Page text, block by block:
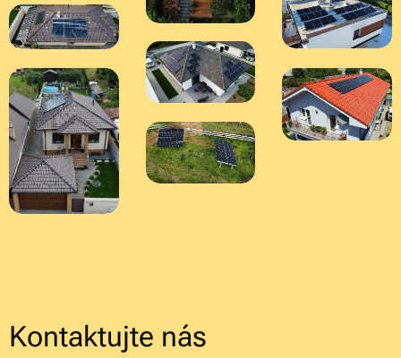
Kontaktujte nás